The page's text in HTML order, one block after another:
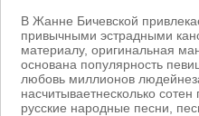
В Жанне Бичевской
привычными эстрадными
материалу, оригинальная
основана популярность
любовь миллионов
насчитываетнесколько
русские народные песни,